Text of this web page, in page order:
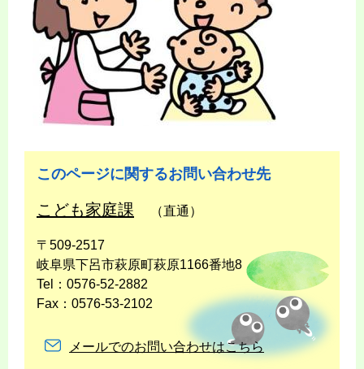
このページに関するお問い合わせ先
こども家庭課 （直通）
〒509-2517
岐阜県下呂市萩原町萩原1166番地8
Tel：0576-52-2882
Fax：0576-53-2102
メールでのお問い合わせはこちら